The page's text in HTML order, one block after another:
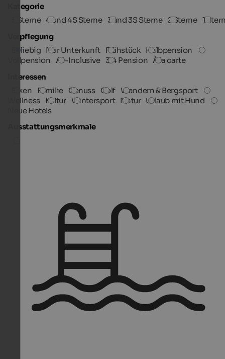
Kategorie
5 Sterne 4 und 4S Sterne 3 und 3S Sterne 2 Sterne 1
Verpflegung
Beliebig Nur Unterkunft Frühstück Halbpension
Vollpension All-Inclusive 3/4 Pension À la carte
Interessen
Biken
Familie Genuss Golf Wandern & Bergsport
Wellness Kultur Wintersport Natur Urlaub mit Hund
Neue Hotels
Ausstattungsmerkmale